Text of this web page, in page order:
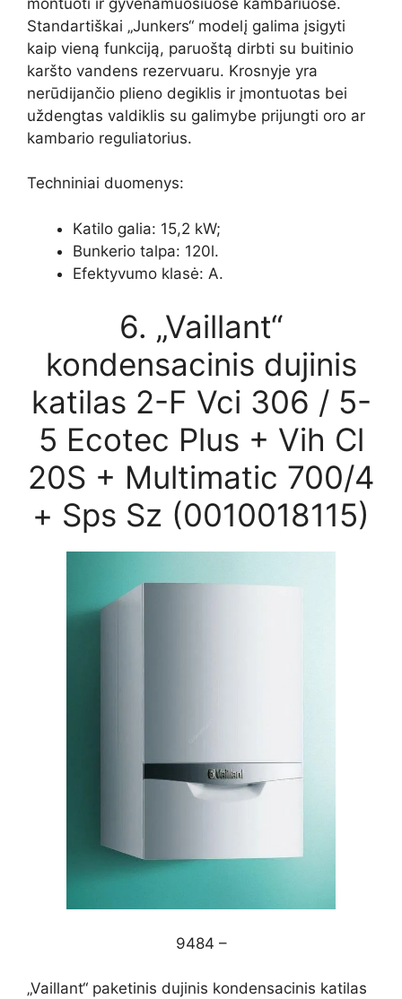
Standartiškai „Junkers“ modelį galima įsigyti
kaip vieną funkciją, paruoštą dirbti su buitinio
karšto vandens rezervuaru. Krosnyje yra
nerūdijančio plieno degiklis ir įmontuotas bei
uždengtas valdiklis su galimybe prijungti oro ar
kambario reguliatorius.
Techniniai duomenys:
Katilo galia: 15,2 kW;
Bunkerio talpa: 120l.
Efektyvumo klasė: A.
6. „Vaillant“
kondensacinis dujinis
katilas 2-F Vci 306 / 5-
5 Ecotec Plus + Vih Cl
20S + Multimatic 700/4
+ Sps Sz (0010018115)
9484 –
„Vaillant“ paketinis dujinis kondensacinis katilas